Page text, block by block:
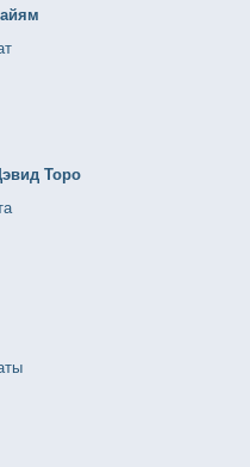
Торо